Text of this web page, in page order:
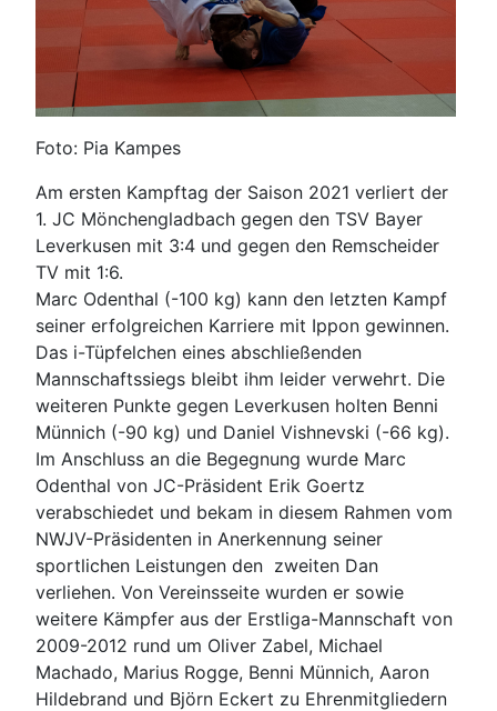
Foto: Pia Kampes
Am ersten Kampftag der Saison 2021 verliert der
1. JC Mönchengladbach gegen den TSV Bayer
Leverkusen mit 3:4 und gegen den Remscheider
TV mit 1:6.
Marc Odenthal (-100 kg) kann den letzten Kampf
seiner erfolgreichen Karriere mit Ippon gewinnen.
Das i-Tüpfelchen eines abschließenden
Mannschaftssiegs bleibt ihm leider verwehrt. Die
weiteren Punkte gegen Leverkusen holten Benni
Münnich (-90 kg) und Daniel Vishnevski (-66 kg).
Im Anschluss an die Begegnung wurde Marc
Odenthal von JC-Präsident Erik Goertz
verabschiedet und bekam in diesem Rahmen vom
NWJV-Präsidenten in Anerkennung seiner
sportlichen Leistungen den zweiten Dan
verliehen. Von Vereinsseite wurden er sowie
weitere Kämpfer aus der Erstliga-Mannschaft von
2009-2012 rund um Oliver Zabel, Michael
Machado, Marius Rogge, Benni Münnich, Aaron
Hildebrand und Björn Eckert zu Ehrenmitgliedern